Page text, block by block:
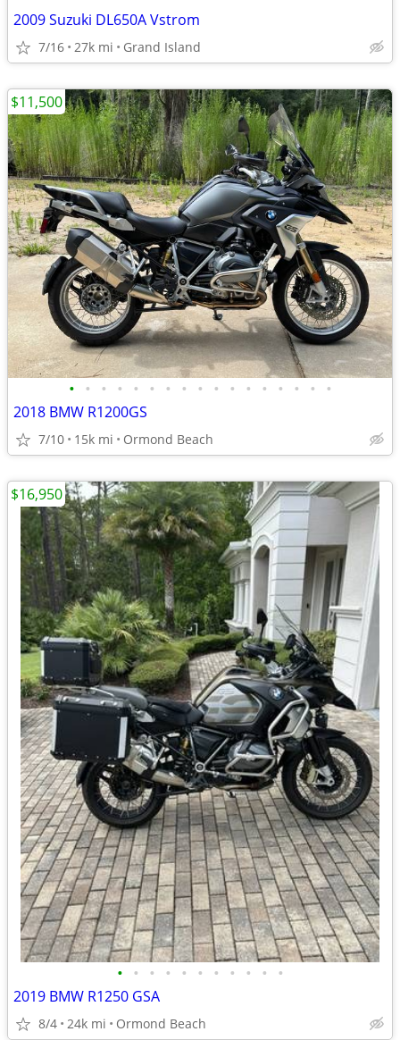
2009 Suzuki DL650A Vstrom
7/16 27k mi Grand Island
• • • • • • • • • • • • • • • • •
2018 BMW R1200GS
7/10 15k mi Ormond Beach
$11,500
• • • • • • • • • • •
2019 BMW R1250 GSA
8/4 24k mi Ormond Beach
$16,950